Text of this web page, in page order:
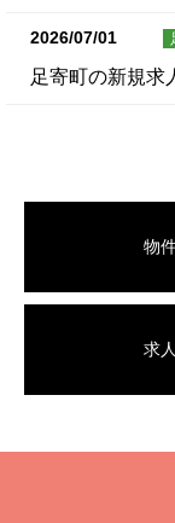
2026/07/01
足寄町の新規求
物
求